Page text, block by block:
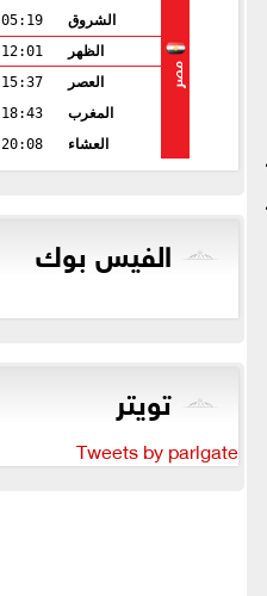
مصر
الشروق
05:19
الظهر
12:01
العصر
15:37
المغرب
18:43
العشاء
20:08
الفيس بوك
تويتر
Tweets by parlgate